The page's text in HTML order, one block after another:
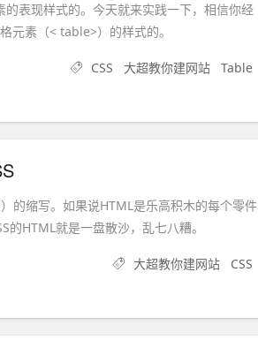
的表现样式的。今天就来实践一下，相信你经
元素（< table>）的样式的。
CSS 大超教你建网站 Table
的缩写。如果说HTML是乐高积木的每个零件
的HTML就是一盘散沙，乱七八糟。
大超教你建网站 CSS